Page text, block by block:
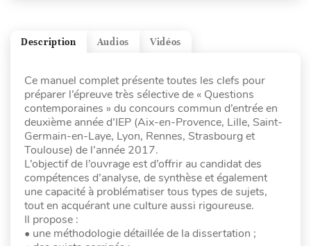
Vidéos
Audios
Description
Ce manuel complet présente toutes les clefs pour
préparer l’épreuve très sélective de « Questions
contemporaines » du concours commun d’entrée en
deuxième année d’IEP (Aix-en-Provence, Lille, Saint-
Germain-en-Laye, Lyon, Rennes, Strasbourg et
Toulouse) de l’année 2017.
L’objectif de l’ouvrage est d’offrir au candidat des
compétences d’analyse, de synthèse et également
une capacité à problématiser tous types de sujets,
tout en acquérant une culture aussi rigoureuse.
Il propose :
• une méthodologie détaillée de la dissertation ;